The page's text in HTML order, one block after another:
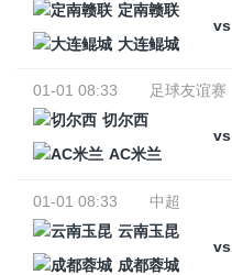
定南赣联
vs
大连鲲城
01-01 08:33
足球友谊赛
切尔西
vs
AC米兰
01-01 08:33
中超
云南玉昆
vs
成都蓉城